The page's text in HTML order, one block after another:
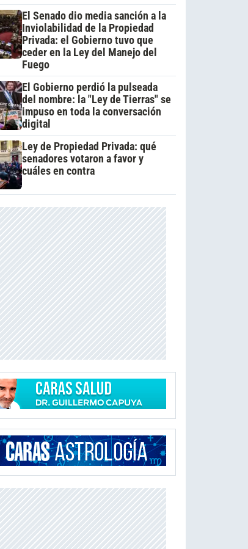
El Senado dio media sanción a la
Inviolabilidad de la Propiedad
Privada: el Gobierno tuvo que
ceder en la Ley del Manejo del
Fuego
El Gobierno perdió la pulseada
del nombre: la "Ley de Tierras" se
impuso en toda la conversación
digital
Ley de Propiedad Privada: qué
senadores votaron a favor y
cuáles en contra